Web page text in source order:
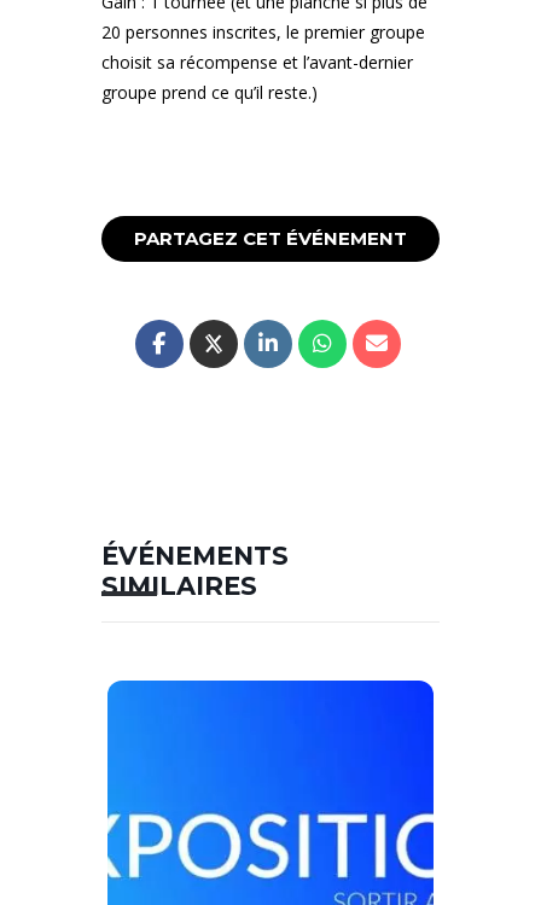
20 personnes inscrites, le premier groupe
choisit sa récompense et l’avant-dernier
groupe prend ce qu’il reste.)
PARTAGEZ CET ÉVÉNEMENT
ÉVÉNEMENTS
SIMILAIRES